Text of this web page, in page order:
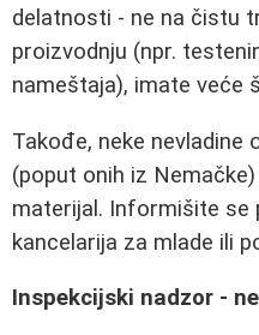
delatnosti - ne na čistu
proizvodnju (npr.
nameštaja), imate veće
Takođe, neke nevladine
(poput onih iz
materijal. Informišite se
kancelarija za mlade ili
Inspekcijski nadzor -